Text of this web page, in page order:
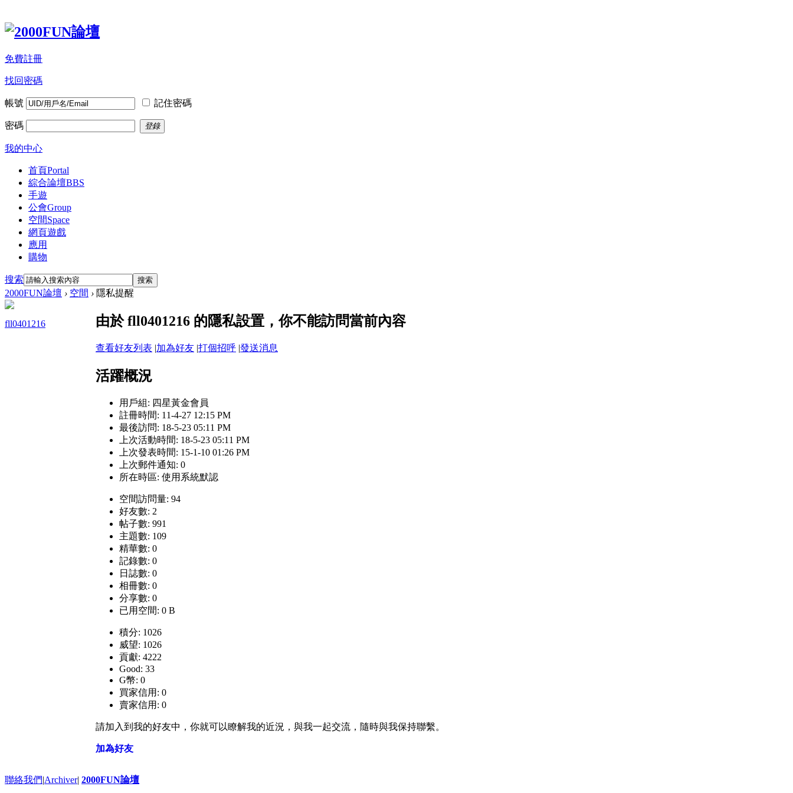
免費註冊
找回密碼
帳號 記住密碼
密碼 登錄
我的中心
首頁Portal
綜合論壇BBS
手遊
公會Group
空間Space
網頁遊戲
應用
購物
搜索 搜索
2000FUN論壇 › 空間 › 隱私提醒
fll0401216 由於 fll0401216 的隱私設置，你不能訪問當前內容
查看好友列表 |加為好友 |打個招呼 |發送消息
活躍概況
用戶組: 四星黃金會員
註冊時間: 11-4-27 12:15 PM
最後訪問: 18-5-23 05:11 PM
上次活動時間: 18-5-23 05:11 PM
上次發表時間: 15-1-10 01:26 PM
上次郵件通知: 0
所在時區: 使用系統默認
空間訪問量: 94
好友數: 2
帖子數: 991
主題數: 109
精華數: 0
記錄數: 0
日誌數: 0
相冊數: 0
分享數: 0
已用空間: 0 B
積分: 1026
威望: 1026
貢獻: 4222
Good: 33
G幣: 0
買家信用: 0
賣家信用: 0
請加入到我的好友中，你就可以瞭解我的近況，與我一起交流，隨時與我保持聯繫。
加為好友
聯絡我們|Archiver| 2000FUN論壇